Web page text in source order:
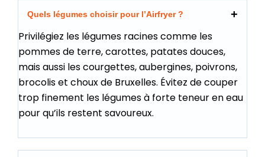
Quels légumes choisir pour l’Airfryer ?
Privilégiez les légumes racines comme les
pommes de terre, carottes, patates douces,
mais aussi les courgettes, aubergines, poivrons,
brocolis et choux de Bruxelles. Évitez de couper
trop finement les légumes à forte teneur en eau
pour qu’ils restent savoureux.